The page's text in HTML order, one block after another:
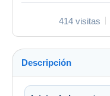
414 visitas
Descripción